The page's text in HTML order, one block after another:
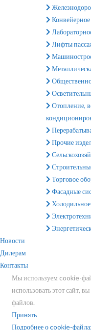
Лифты
Отопление,
Прочие
Торговое
Фасадные
Новости
Дилерам
Контакты
Мы используем cookie-
использовать этот сайт,
файлов.
Принять
Подробнее о cookie-